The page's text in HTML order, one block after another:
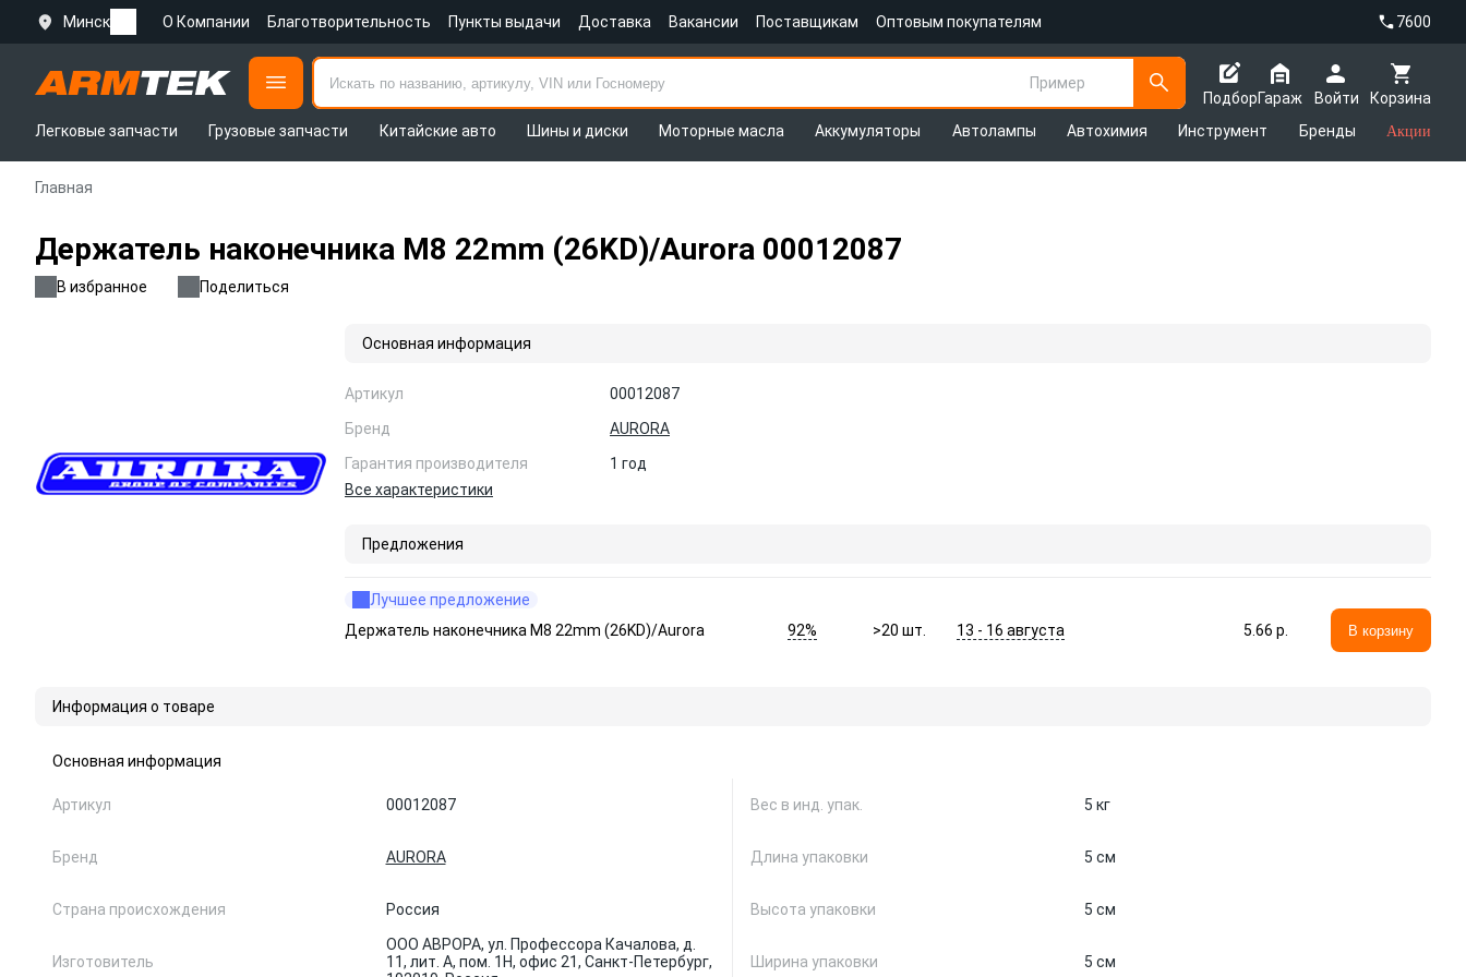
Минск О Компании Благотворительность Пункты выдачи Доставка Вакансии Поставщикам Оптовым покупателям 7600
Пример
Подбор
Корзина
Гараж
Войти
Легковые запчасти
Грузовые запчасти Китайские авто Шины и диски Моторные масла Аккумуляторы Автолампы Автохимия Инструмент Бренды Акции
Главная
Держатель наконечника M8 22mm (26KD)/Aurora 00012087
В избранное Поделиться
Основная информация
Артикул
00012087
Бренд
AURORA
Гарантия производителя
1 год
Все характеристики
Предложения
Лучшее предложение
Держатель наконечника M8 22mm (26KD)/Aurora
92% >20шт. 13 - 16 августа 5.66 p. В корзину
Информация о товаре
Основная информация
Артикул 00012087
Бренд AURORA
Страна происхождения Россия
Изготовитель
ООО АВРОРА, ул. Профессора Качалова, д.
11, лит. А, пом. 1Н, офис 21, Санкт-Петербург,
Вес в инд. упак. 5 кг
Длина упаковки 5 см
Высота упаковки 5 см
Ширина упаковки 5 см